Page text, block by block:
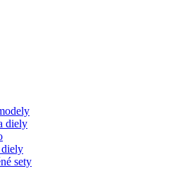
diely
diely
sety